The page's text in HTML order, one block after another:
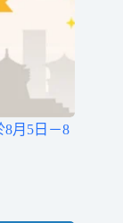
8月5日－8